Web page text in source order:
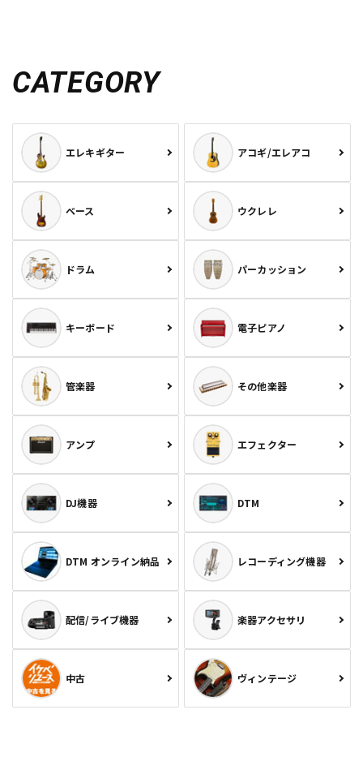
CATEGORY
エレキギター アコギ/エレアコ
ベース ウクレレ
ドラム パーカッション
キーボード 電子ピアノ
管楽器 その他楽器
アンプ エフェクター
DJ機器 DTM
DTM オンライン納品 レコーディング機器
配信/ライブ機器 楽器アクセサリ
中古 ヴィンテージ